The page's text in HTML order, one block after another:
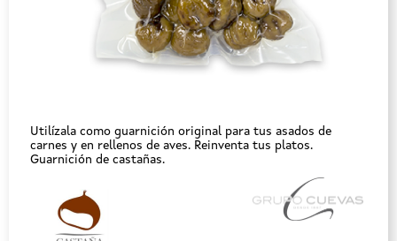
Utilízala como guarnición original para tus asados de
carnes y en rellenos de aves. Reinventa tus platos.
Guarnición de castañas.